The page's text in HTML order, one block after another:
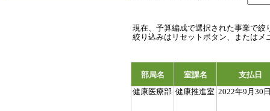
現在、予算編成で選択された事業で絞
絞り込みはリセットボタン、または
部局名 室課名
支払日
健康医療部 健康推進室 2022年9月30